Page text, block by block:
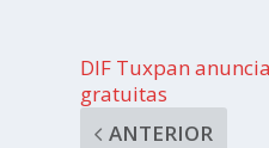
DIF Tuxpan
gratuitas
ANTERIOR